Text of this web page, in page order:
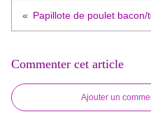
Papillote de poulet bacon/
Commenter cet article
Ajouter un